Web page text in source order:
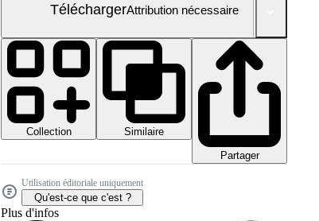
TéléchargerAttribution nécessaire
Collection
Similaire
Partager
Utilisation éditoriale uniquement
Qu'est-ce que c'est ?
Plus d'infos